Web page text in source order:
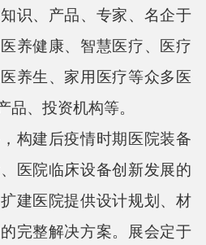
识、产品、专家、名企于
养健康、智慧医疗、医疗
养生、家用医疗等众多医
品、投资机构等。
构建后疫情时期医院装备
医院临床设备创新发展的
建医院提供设计规划、材
完整解决方案。展会定于